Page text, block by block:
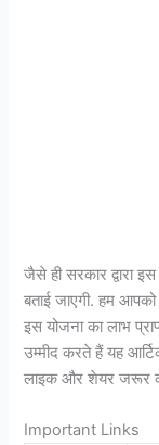
जैसे ही सरकार द्वारा
बताई जाएगी. हम
इस योजना का लाभ
उम्मीद करते हैं यह
लाइक और शेयर जरूर
Important Links